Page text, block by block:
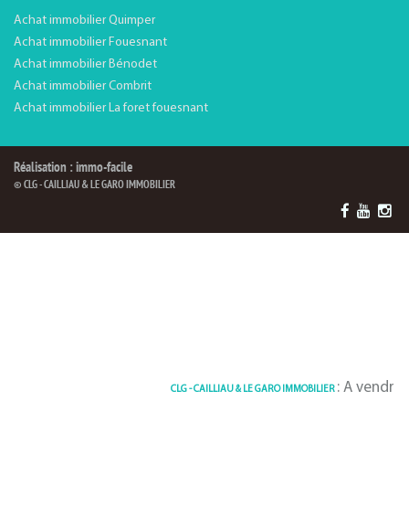
Achat immobilier Quimper
Achat immobilier Fouesnant
Achat immobilier Bénodet
Achat immobilier Combrit
Achat immobilier La foret fouesnant
Réalisation : immo-facile
© CLG - CAILLIAU & LE GARO IMMOBILIER
CLG - CAILLIAU & LE GARO IMMOBILIER: A vendre